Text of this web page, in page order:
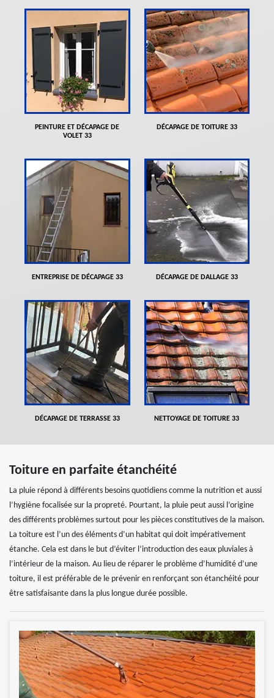
PEINTURE ET DÉCAPAGE DE
VOLET 33
DÉCAPAGE DE TOITURE 33
ENTREPRISE DE DÉCAPAGE 33 DÉCAPAGE DE DALLAGE 33
DÉCAPAGE DE TERRASSE 33 NETTOYAGE DE TOITURE 33
Toiture en parfaite étanchéité
La pluie répond à différents besoins quotidiens comme la nutrition et aussi
l’hygiène focalisée sur la propreté. Pourtant, la pluie peut aussi l’origine
des différents problèmes surtout pour les pièces constitutives de la maison.
La toiture est l’un des éléments d’un habitat qui doit impérativement
étanche. Cela est dans le but d’éviter l’introduction des eaux pluviales à
l’intérieur de la maison. Au lieu de réparer le problème d’humidité d’une
toiture, il est préférable de le prévenir en renforçant son étanchéité pour
être satisfaisante dans la plus longue durée possible.